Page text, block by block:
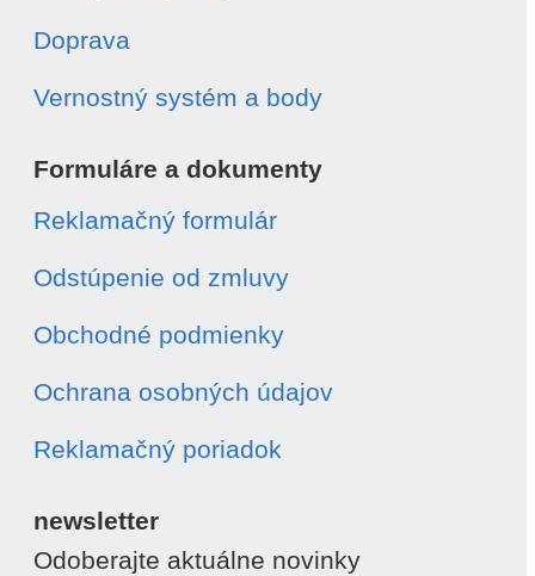
Doprava
Vernostný systém a body
Formuláre a dokumenty
Reklamačný formulár
Odstúpenie od zmluvy
Obchodné podmienky
Ochrana osobných údajov
Reklamačný poriadok
newsletter
Odoberajte aktuálne novinky